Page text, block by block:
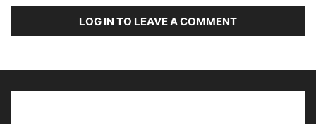
LOG IN TO LEAVE A COMMENT